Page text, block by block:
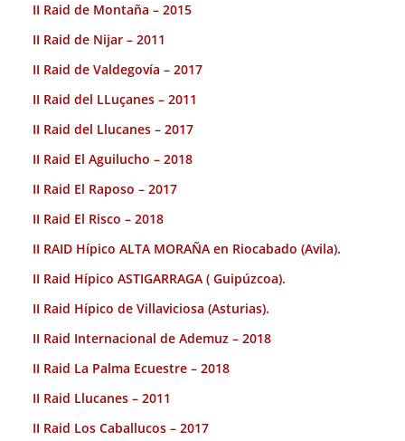
II Raid de Montaña – 2015
II Raid de Nijar – 2011
II Raid de Valdegovía – 2017
II Raid del LLuçanes – 2011
II Raid del Llucanes – 2017
II Raid El Aguilucho – 2018
II Raid El Raposo – 2017
II Raid El Risco – 2018
II RAID Hípico ALTA MORAÑA en Riocabado (Avila).
II Raid Hípico ASTIGARRAGA ( Guipúzcoa).
II Raid Hípico de Villaviciosa (Asturias).
II Raid Internacional de Ademuz – 2018
II Raid La Palma Ecuestre – 2018
II Raid Llucanes – 2011
II Raid Los Caballucos – 2017